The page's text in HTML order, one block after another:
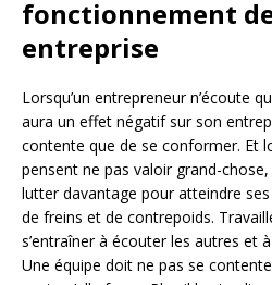
fonctionnement
entreprise
Lorsqu’un entrepreneur n’écoute
aura un effet négatif sur son
contente que de se conformer. Et
pensent ne pas valoir grand-
lutter davantage pour atteindre
de freins et de contrepoids.
s’entraîner à écouter les autres et
Une équipe doit ne pas se